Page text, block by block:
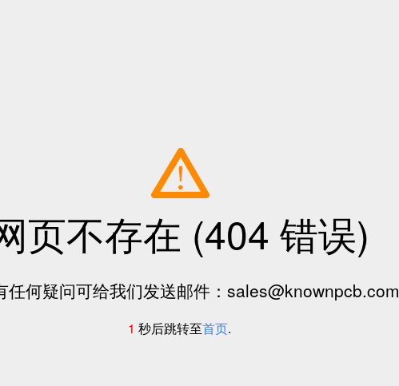
页不存在 (404 错误)
任何疑问可给我们发送邮件：sales@knownpcb.com
1 秒后跳转至首页.